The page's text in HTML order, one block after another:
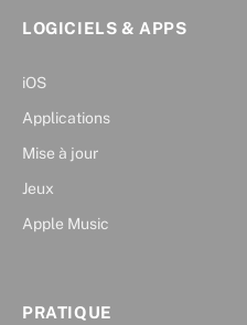
LOGICIELS & APPS
iOS
Applications
Mise à jour
Jeux
Apple Music
PRATIQUE